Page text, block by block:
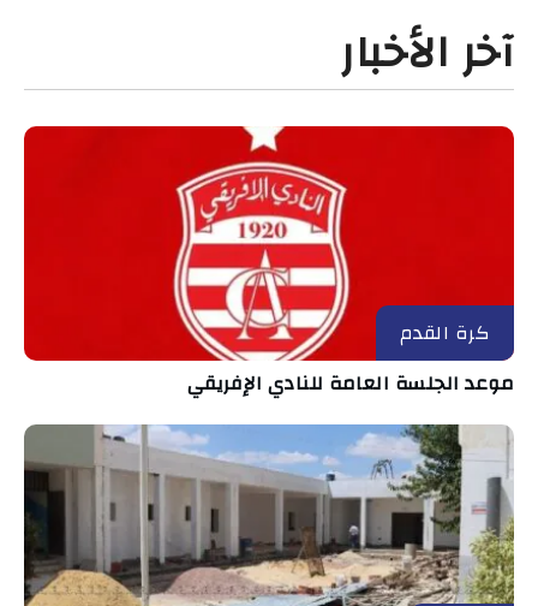
آخر الأخبار
كرة القدم
موعد الجلسة العامة للنادي الإفريقي